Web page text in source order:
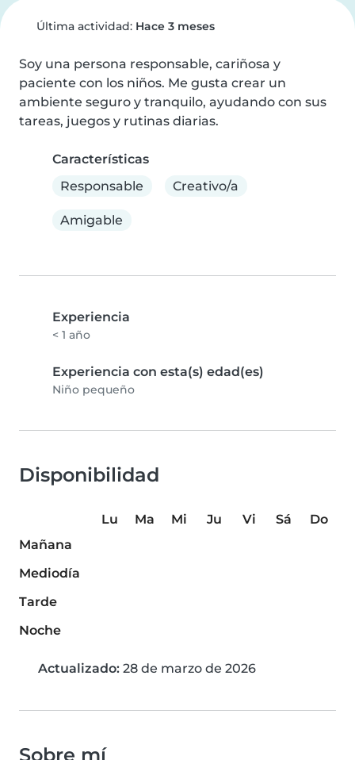
Última actividad: Hace 3 meses
Soy una persona responsable, cariñosa y
paciente con los niños. Me gusta crear un
ambiente seguro y tranquilo, ayudando con sus
tareas, juegos y rutinas diarias.
Características
Responsable
Creativo/a
Amigable
Experiencia
< 1 año
Experiencia con esta(s) edad(es)
Niño pequeño
Disponibilidad
Lu Ma Mi Ju Vi Sá
Do
Mañana
Mediodía
Tarde
Noche
Actualizado: 28 de marzo de 2026
Sobre mí